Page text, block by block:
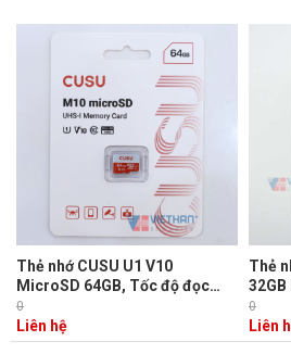
Thẻ nhớ CUSU U1 V10
MicroSD 64GB, Tốc độ đọc
80MB/s, Tốc độ ghi 10MB/s
0
Liên hệ
Thẻ
video
0
Liên